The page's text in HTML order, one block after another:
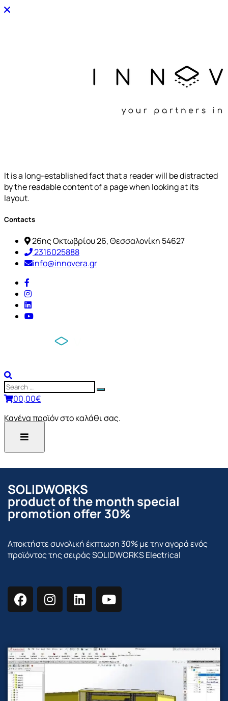
It is a long-established fact that a reader will be distracted
by the readable content of a page when looking at its
layout.
Contacts
26ης Οκτωβρίου 26, Θεσσαλονίκη 54627
2316025888
info@innovera.gr
00,00€
Κανένα προϊόν στο καλάθι σας.
SOLIDWORKS
product of the month special
promotion offer 30%
Αποκτήστε συνολική έκπτωση 30% με την αγορά ενός
προϊόντος της σειράς SOLIDWORKS Electrical